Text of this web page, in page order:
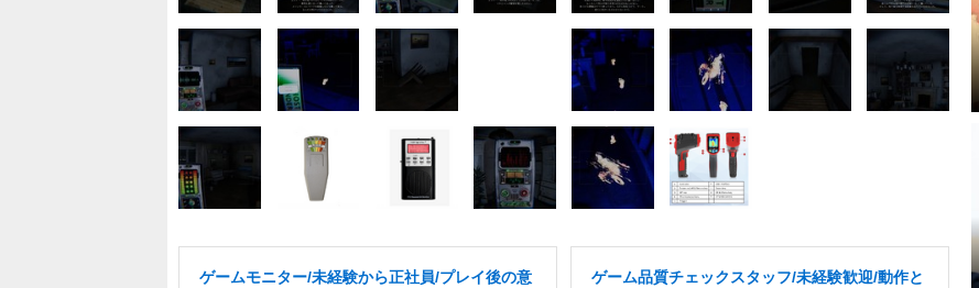
ゲームモニター/未経験から正社員/プレイ後の意
ゲーム品質チェックスタッフ/未経験歓迎/動作と